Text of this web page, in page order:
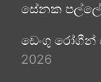
සේනක
ඩෙංගු රෝගීන්
2026